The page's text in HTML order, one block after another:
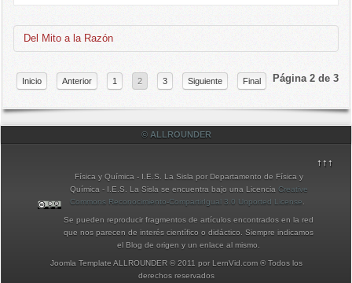
Del Mito a la Razón
Página 2 de 3
Inicio Anterior 1 2 3 Siguiente Final
© ALLROUNDER
↑↑↑
Física y Química - I.E.S. La Sislapor Departamento de Física y
Química - I.E.S. La Sislase encuentra bajo una Licencia Creative
Commons Reconocimiento-CompartirIgual 3.0 Unported License.
Se pueden reproducir fragmentos de artículos encontrados en la red
que nos parecen de interés científico o didáctico. Siempre indicamos
el Blog de origen y un enlace al mismo.
Joomla Template ALLROUNDER © 2011 por LernVid.com ® Todos los
derechos reservados